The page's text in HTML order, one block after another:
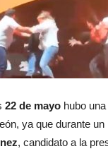
22 de mayo hubo
ya que durante un
, candidato a la